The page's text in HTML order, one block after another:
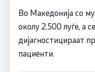
Во Македонија со
околу 2.500 луѓе, а
дијагностицираат
пациенти.